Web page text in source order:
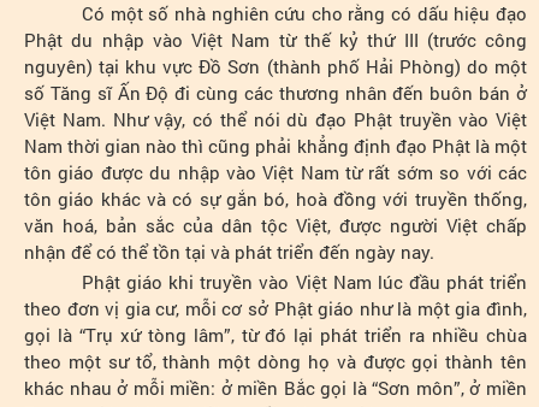
Có một số nhà nghiên cứu cho rằng có dấu hiệu đạo
Phật du nhập vào Việt Nam từ thế kỷ thứ III (trước công
nguyên) tại khu vực Đồ Sơn (thành phố Hải Phòng) do một
số Tăng sĩ Ấn Độ đi cùng các thương nhân đến buôn bán ở
Việt Nam. Như vậy, có thể nói dù đạo Phật truyền vào Việt
Nam thời gian nào thì cũng phải khẳng định đạo Phật là một
tôn giáo được du nhập vào Việt Nam từ rất sớm so với các
tôn giáo khác và có sự gắn bó, hoà đồng với truyền thống,
văn hoá, bản sắc của dân tộc Việt, được người Việt chấp
nhận để có thể tồn tại và phát triển đến ngày nay.
Phật giáo khi truyền vào Việt Nam lúc đầu phát triển
theo đơn vị gia cư, mỗi cơ sở Phật giáo như là một gia đình,
gọi là “Trụ xứ tòng lâm”, từ đó lại phát triển ra nhiều chùa
theo một sư tổ, thành một dòng họ và được gọi thành tên
khác nhau ở mỗi miền: ở miền Bắc gọi là “Sơn môn”, ở miền